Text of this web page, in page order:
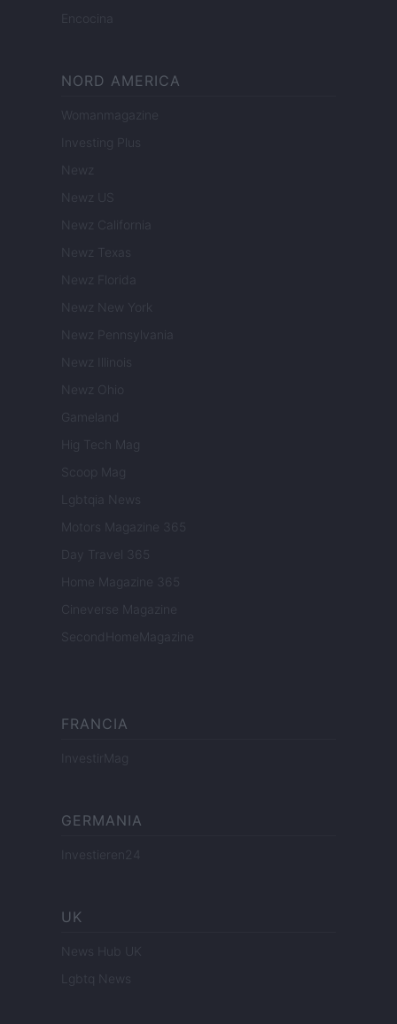
Encocina
NORD AMERICA
Womanmagazine
Investing Plus
Newz
Newz US
Newz California
Newz Texas
Newz Florida
Newz New York
Newz Pennsylvania
Newz Illinois
Newz Ohio
Gameland
Hig Tech Mag
Scoop Mag
Lgbtqia News
Motors Magazine 365
Day Travel 365
Home Magazine 365
Cineverse Magazine
SecondHomeMagazine
FRANCIA
InvestirMag
GERMANIA
Investieren24
UK
News Hub UK
Lgbtq News